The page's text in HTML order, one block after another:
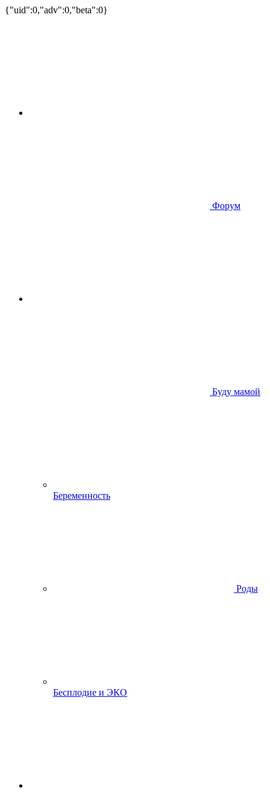
{"uid":0,"adv":0,"beta":0}
Форум
Буду мамой
Беременность
Роды
Бесплодие и ЭКО